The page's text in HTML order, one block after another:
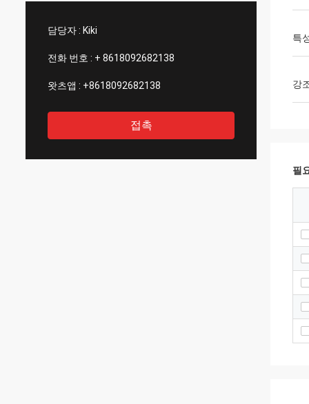
담당자 : Kiki
전화 번호 : + 8618092682138
왓츠앱 : +8618092682138
접촉
특
강
필